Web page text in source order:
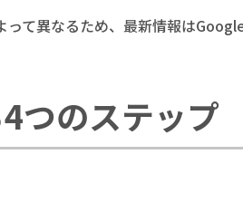
て異なるため、最新情報は
つのステップ